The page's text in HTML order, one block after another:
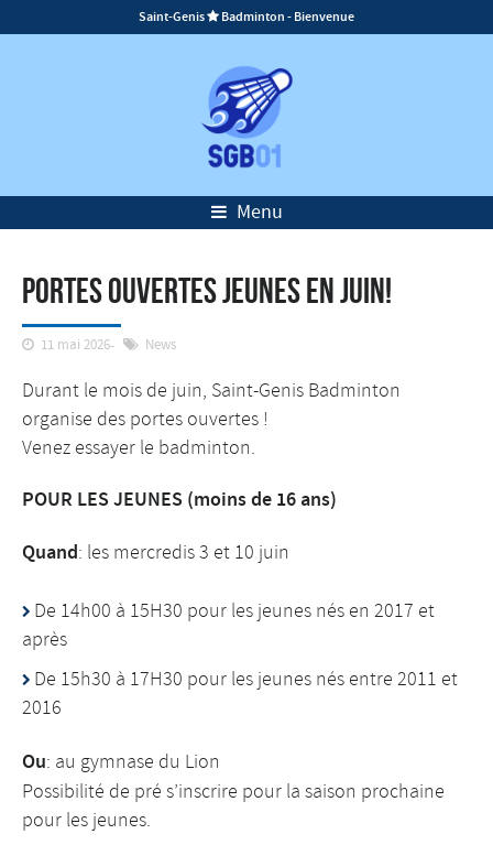
Saint-Genis Badminton - Bienvenue
Menu
Portes ouvertes Jeunes en juin!
11 mai 2026 News
Durant le mois de juin, Saint-Genis Badminton
organise des portes ouvertes !
Venez essayer le badminton.
POUR LES JEUNES (moins de 16 ans)
Quand: les mercredis 3 et 10 juin
De 14h00 à 15H30 pour les jeunes nés en 2017 et
après
De 15h30 à 17H30 pour les jeunes nés entre 2011 et
2016
Ou: au gymnase du Lion
Possibilité de pré s’inscrire pour la saison prochaine
pour les jeunes.